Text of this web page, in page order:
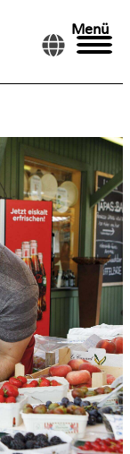
Menü